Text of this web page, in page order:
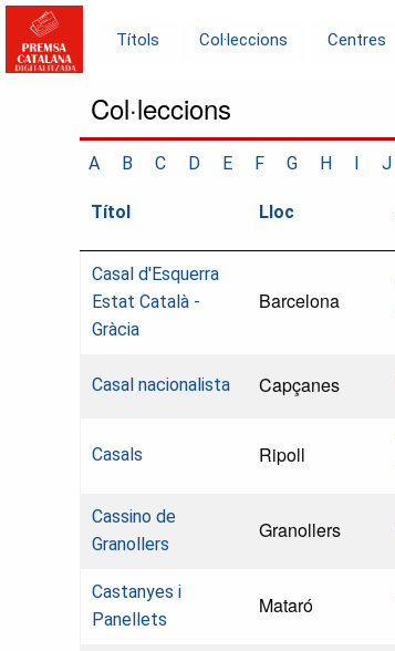
Títols Col·leccions Centres
Col·leccions
A B C D E F G H I J
Títol Lloc
Casal d'Esquerra
Estat Català -
Gràcia
Barcelona
Casal nacionalista Capçanes
Casals Ripoll
Cassino de
Granollers
Granollers
Castanyes i
Panellets
Mataró